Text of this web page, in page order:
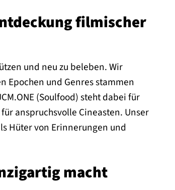
filmischer
und neu zu beleben. Wir
Epochen und Genres stammen
(Soulfood) steht dabei für
anspruchsvolle Cineasten. Unser
Hüter von Erinnerungen und
macht